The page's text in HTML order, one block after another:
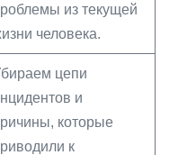
из текущей
человека.
цепи
и
которые
к